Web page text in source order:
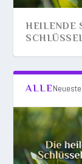
HEILENDE
ALLENeueste